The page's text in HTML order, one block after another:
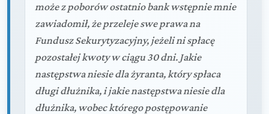
może z poborów ostatnio bank wstępnie mnie
zawiadomił, że przeleje swe prawa na
Fundusz Sekurytyzacyjny, jeżeli ni spłacę
pozostałej kwoty w ciągu 30 dni. Jakie
następstwa niesie dla żyranta, który spłaca
długi dłużnika, i jakie następstwa niesie dla
dłużnika, wobec którego postępowanie